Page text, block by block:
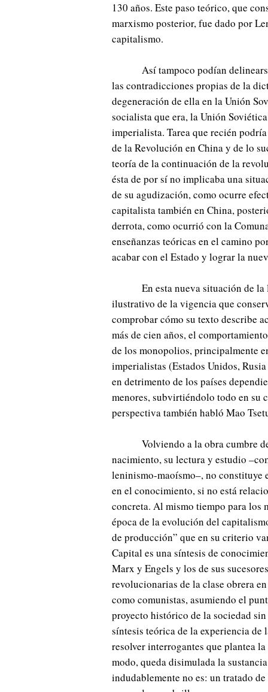
130 años. Este paso teórico, que
marxismo posterior, fue dado por
capitalismo.
Así tampoco podían
las contradicciones propias de la
degeneración de ella en la Unión
socialista que era, la Unión
imperialista. Tarea que recién
de la Revolución en China y de lo
teoría de la continuación de la
ésta de por sí no implicaba una
de su agudización, como ocurre
capitalista también en China,
derrota, como ocurrió con la
enseñanzas teóricas en el camino
acabar con el Estado y lograr la
En esta nueva situación de
ilustrativo de la vigencia que
comprobar cómo su texto describe
más de cien años, el
de los monopolios, principalmente
imperialistas (Estados Unidos,
en detrimento de los países
menores, subvirtiéndolo todo en su
perspectiva también habló Mao
Volviendo a la obra cumbre
nacimiento, su lectura y estudio
leninismo-maoísmo–, no constituye
en el conocimiento, si no está
concreta. Al mismo tiempo para los
época de la evolución del
de producción” que en su criterio
Capital es una síntesis de
Marx y Engels y los de sus
revolucionarias de la clase obrera
como comunistas, asumiendo el
proyecto histórico de la sociedad
síntesis teórica de la experiencia de
resolver interrogantes que plantea
modo, queda disimulada la
indudablemente no es: un tratado